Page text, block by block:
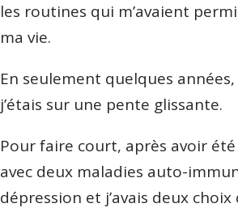
les routines qui m’avaient
ma vie.
En seulement quelques années,
j’étais sur une pente glissante.
Pour faire court, après avoir
avec deux maladies auto-
dépression et j’avais deux choix